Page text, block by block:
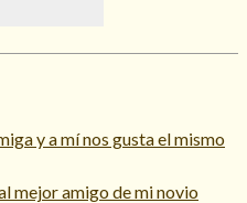
y a mí nos gusta el mismo
mejor amigo de mi novio